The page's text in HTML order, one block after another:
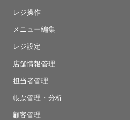
レジ操作
メニュー編集
レジ設定
店舗情報管理
担当者管理
帳票管理・分析
顧客管理